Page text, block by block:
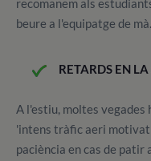
recomanem als
beure a l'equipatge de mà.
RETARDS EN
A l'estiu, moltes vegades
'intens tràfic aeri motivat
paciència en cas de